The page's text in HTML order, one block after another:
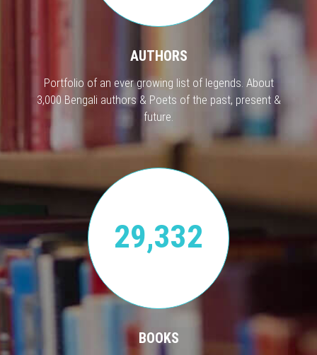
AUTHORS
Portfolio of an ever growing list of legends. About
3,000 Bengali authors & Poets of the past, present &
future.
29,332
BOOKS